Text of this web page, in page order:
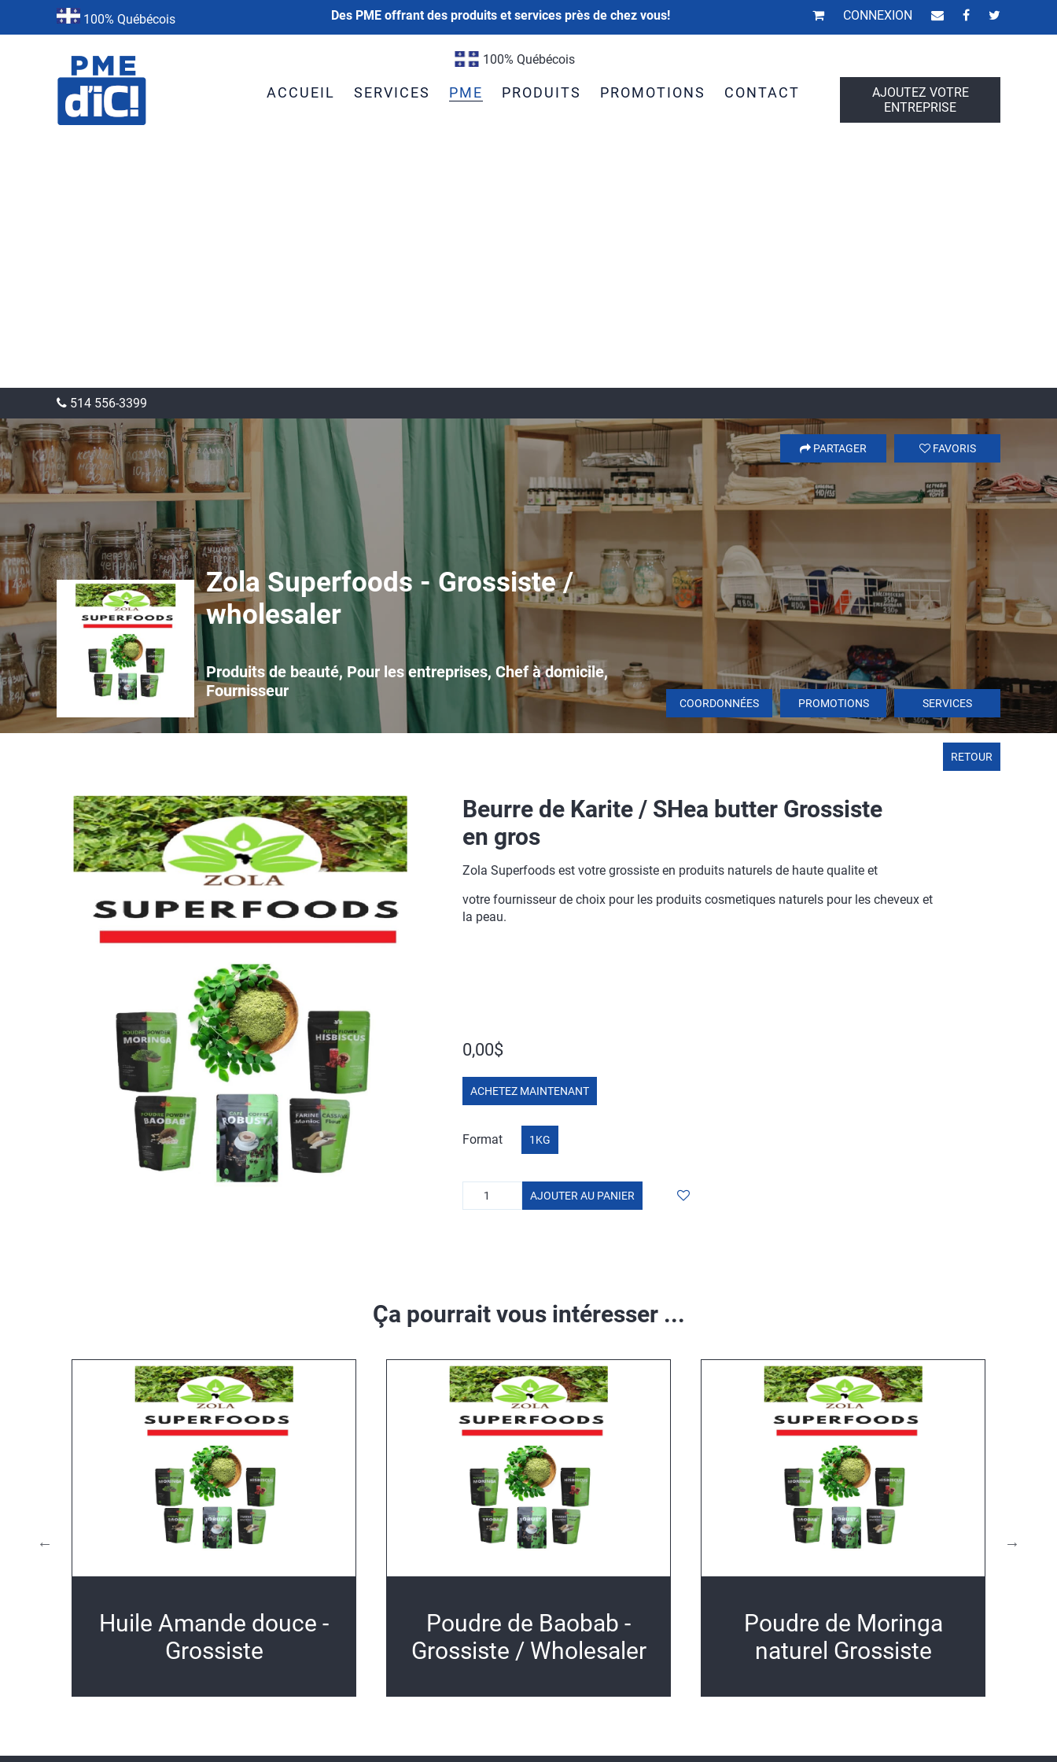
100% Québécois Des PME offrant des produits et services près de chez vous! CONNEXION
100% Québécois
AJOUTEZ VOTRE
ENTREPRISE
ACCUEIL SERVICES PME PRODUITS PROMOTIONS CONTACT
514 556-3399
Zola Superfoods - Grossiste /
wholesaler
Produits de beauté, Pour les entreprises, Chef à domicile,
Fournisseur
FAVORIS
PARTAGER
SERVICES
PROMOTIONS
COORDONNÉES
RETOUR
Beurre de Karite / SHea butter Grossiste
en gros
Zola Superfoods est votre grossiste en produits naturels de haute qualite et
votre fournisseur de choix pour les produits cosmetiques naturels pour les cheveux et
la peau.
0,00$
ACHETEZ MAINTENANT
Format 1KG
AJOUTER AU PANIER
Ça pourrait vous intéresser ...
Huile Amande douce -
Grossiste
Poudre de Baobab -
Grossiste / Wholesaler
Poudre de Moringa
naturel Grossiste